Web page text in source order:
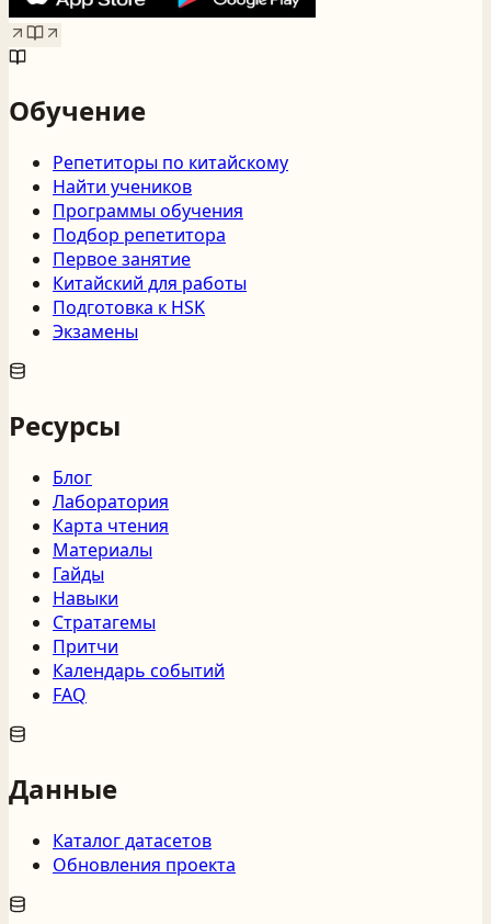
Обучение
Репетиторы по китайскому
Найти учеников
Программы обучения
Подбор репетитора
Первое занятие
Китайский для работы
Подготовка к HSK
Экзамены
Ресурсы
Блог
Лаборатория
Карта чтения
Материалы
Гайды
Навыки
Стратагемы
Притчи
Календарь событий
FAQ
Данные
Каталог датасетов
Обновления проекта